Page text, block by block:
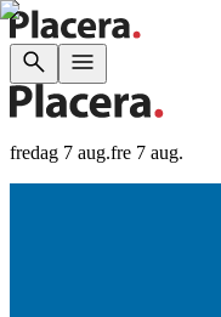
fredag 7 aug.fre 7 aug.